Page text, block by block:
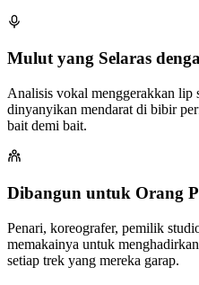
Mulut yang Selaras
Analisis vokal menggerakkan lip
dinyanyikan mendarat di bibir
bait demi bait.
Dibangun untuk Orang
Penari, koreografer, pemilik
memakainya untuk
setiap trek yang mereka garap.